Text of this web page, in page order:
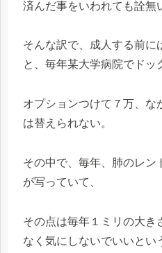
済んだ事をいわれても詮無
そんな訳で、成人する前に
と、毎年某大学病院でドッ
オプションつけて７万、な
は替えられない。
その中で、毎年、肺のレン
が写っていて、
その点は毎年１ミリの大き
なく気にしないでいいとい